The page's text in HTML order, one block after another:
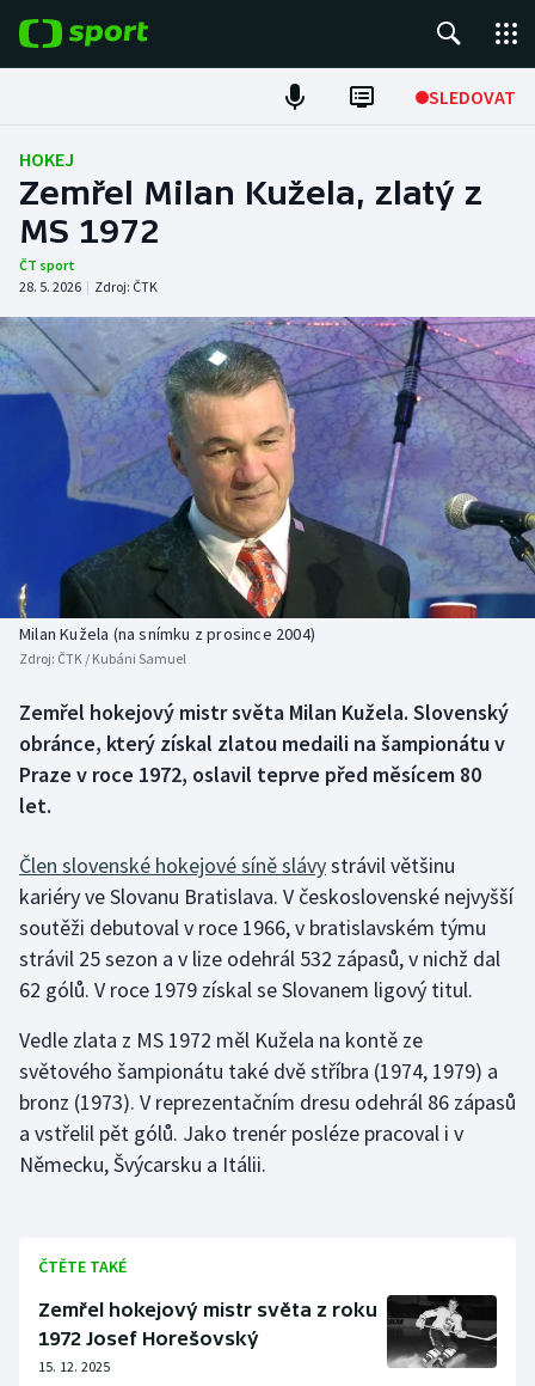
SLEDOVAT
Fotbal
Hokej
Tenis
Atletika
Cyklistika
DALŠÍ SPORTY
Americký fotbal
Baseball a softbal
Basketbal
Biatlon
Boby a skeleton
Box
Dostihy
Florbal
Golf
Gymnastika
Judo
Krasobruslení
NEPŘEHLÉDNĚTE
Soutěže
Historické návraty
Aplikace ČT sport
AZ kvíz
HOKEJ
Zemřel Milan Kužela, zlatý z
MS 1972
ČT sport
28. 5. 2026 | Zdroj: ČTK
Milan Kužela (na snímku z prosince 2004)
Zdroj: ČTK / Kubáni Samuel
Zemřel hokejový mistr světa Milan Kužela. Slovenský
obránce, který získal zlatou medaili na šampionátu v
Praze v roce 1972, oslavil teprve před měsícem 80
let.
Člen slovenské hokejové síně slávystrávil většinu
kariéry ve Slovanu Bratislava. V československé nejvyšší
soutěži debutoval v roce 1966, v bratislavském týmu
strávil 25 sezon a v lize odehrál 532 zápasů, v nichž dal
62 gólů. V roce 1979 získal se Slovanem ligový titul.
Vedle zlata z MS 1972 měl Kužela na kontě ze
světového šampionátu také dvě stříbra (1974, 1979) a
bronz (1973). V reprezentačním dresu odehrál 86 zápasů
a vstřelil pět gólů. Jako trenér posléze pracoval i v
Německu, Švýcarsku a Itálii.
ČTĚTE TAKÉ
Zemřel hokejový mistr světa z roku
1972 Josef Horešovský
15. 12. 2025